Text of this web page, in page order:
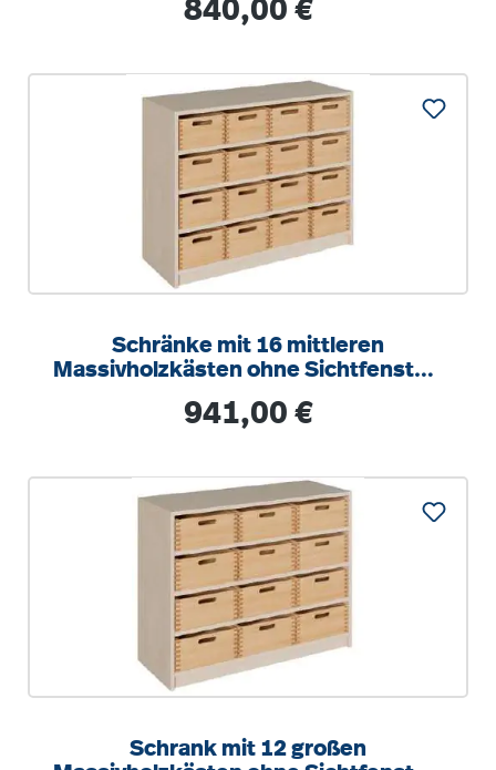
840,00 €
Schränke mit 16 mittleren
Massivholzkästen ohne Sichtfenster,
Regulärer Preis:
941,00 €
Schrank mit 12 großen